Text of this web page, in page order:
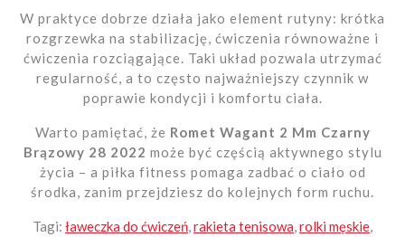
W praktyce dobrze działa jako element rutyny: krótka
rozgrzewka na stabilizację, ćwiczenia równoważne i
ćwiczenia rozciągające. Taki układ pozwala utrzymać
regularność, a to często najważniejszy czynnik w
poprawie kondycji i komfortu ciała.
Warto pamiętać, że Romet Wagant 2 Mm Czarny
Brązowy 28 2022 może być częścią aktywnego stylu
życia – a piłka fitness pomaga zadbać o ciało od
środka, zanim przejdziesz do kolejnych form ruchu.
Tagi: ławeczka do ćwiczeń,rakieta tenisowa,rolki męskie,